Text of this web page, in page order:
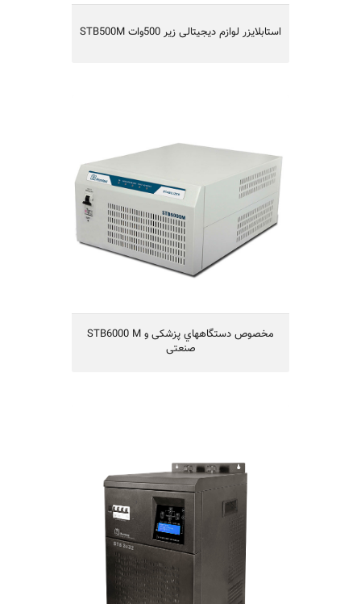
STB500M استابلایزر لوازم دیجیتالی زیر 500وات
STB6000 M مخصوص دستگاههاي پزشكی و
صنعتی
line voltage
• Equipped with a special filter to protect
devices against power fluctuations and
• Audible alarm in overload condition
• Protection against out of range voltage
on each phase
• Equipped with stabilization delay circuit
in order to protect electrical devices in